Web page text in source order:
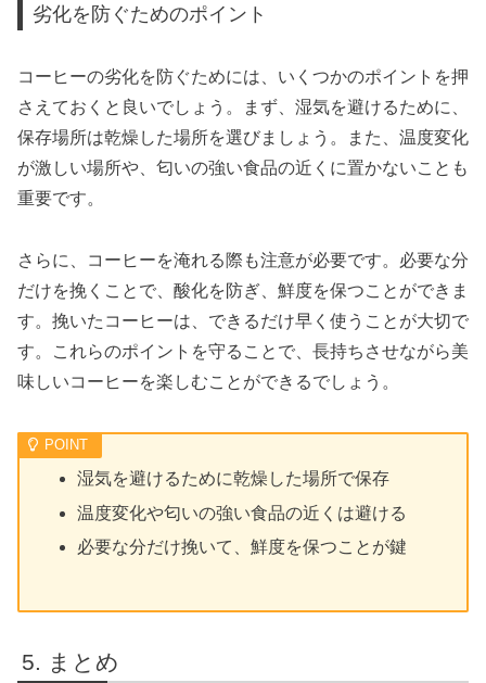
劣化を防ぐためのポイント
コーヒーの劣化を防ぐためには、いくつかのポイントを押
さえておくと良いでしょう。まず、湿気を避けるために、
保存場所は乾燥した場所を選びましょう。また、温度変化
が激しい場所や、匂いの強い食品の近くに置かないことも
重要です。
さらに、コーヒーを淹れる際も注意が必要です。必要な分
だけを挽くことで、酸化を防ぎ、鮮度を保つことができま
す。挽いたコーヒーは、できるだけ早く使うことが大切で
す。これらのポイントを守ることで、長持ちさせながら美
味しいコーヒーを楽しむことができるでしょう。
湿気を避けるために乾燥した場所で保存
温度変化や匂いの強い食品の近くは避ける
必要な分だけ挽いて、鮮度を保つことが鍵
まとめ